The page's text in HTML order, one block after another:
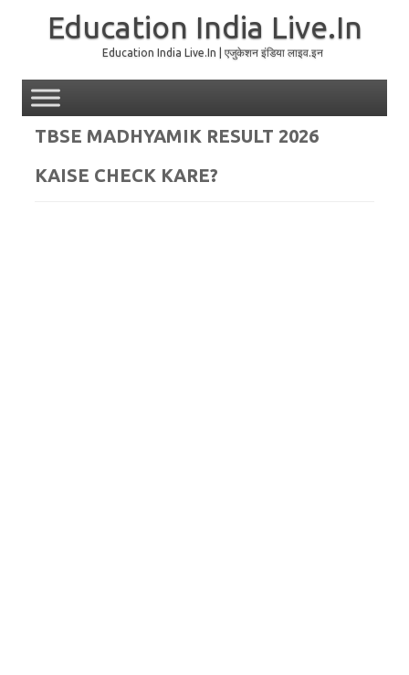
Education India Live.In
Education India Live.In | एजुकेशन इंडिया लाइव.इन
TBSE MADHYAMIK RESULT 2026
KAISE CHECK KARE?